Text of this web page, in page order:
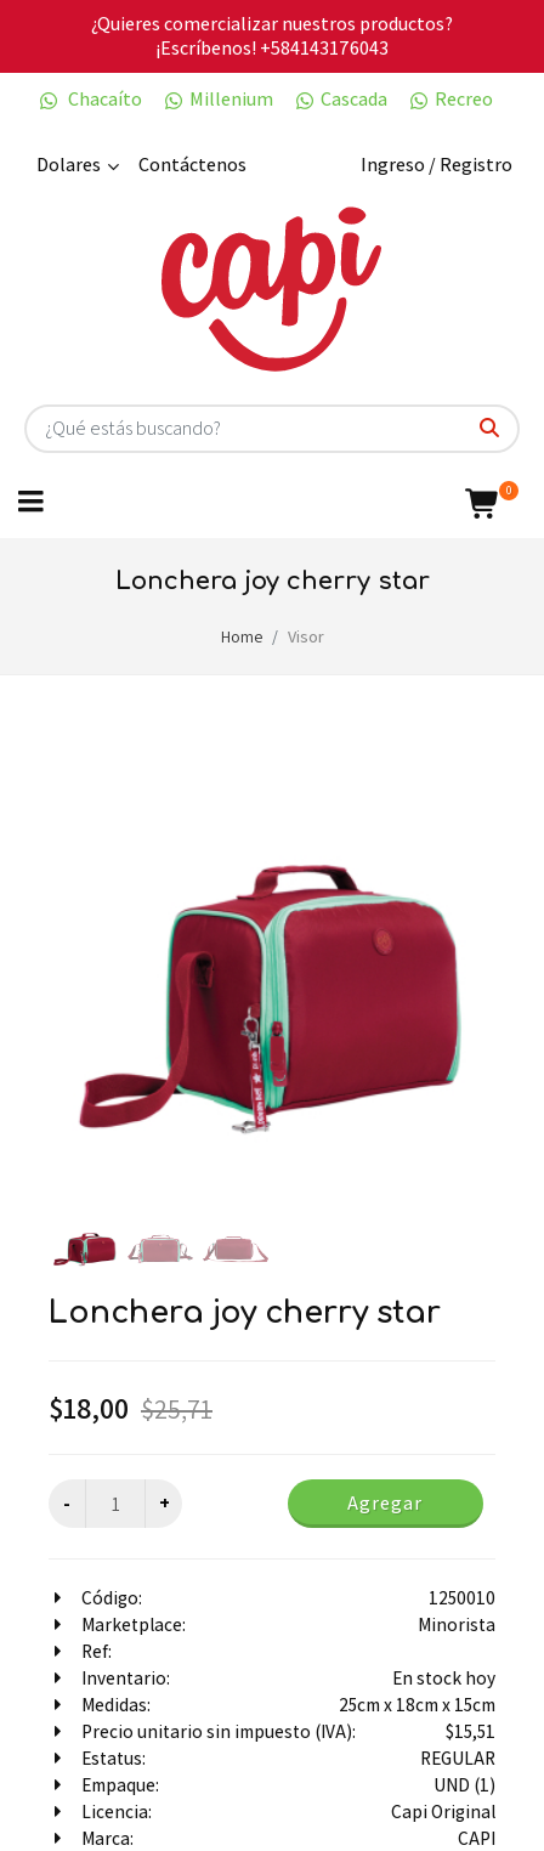
¿Quieres comercializar nuestros productos?
¡Escríbenos!+584143176043
Chacaíto
Millenium Cascada Recreo
Dolares Ingreso / Registro
Contáctenos
0
lonchera joy cherry star
Home Visor
lonchera joy cherry star
$18,00 $25,71
Agregar
Código:
1250010
Marketplace:
Minorista
Ref:
Inventario:
En stock hoy
Medidas:
25cm x 18cm x 15cm
Precio unitario sin impuesto (IVA):
$15,51
Estatus:
REGULAR
Empaque:
UND (1)
Licencia:
Capi Original
Marca:
CAPI